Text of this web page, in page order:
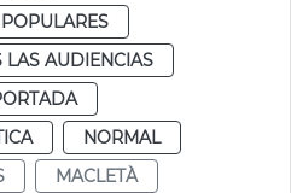
LAS AUDIENCIAS
NORMAL
MACLETÀ